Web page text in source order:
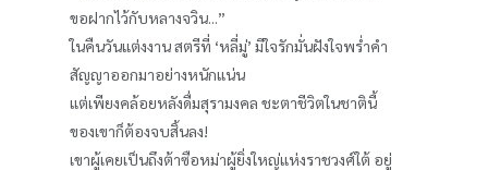
ขอฝากไว้กับหลางจวิน...”
ในคืนวันแต่งงาน สตรีที่ ‘หลี่มู่’ มีใจรักมั่นฝังใจพร่ำคำ
สัญญาออกมาอย่างหนักแน่น
แต่เพียงคล้อยหลังดื่มสุรามงคล ชะตาชีวิตในชาตินี้
ของเขาก็ต้องจบสิ้นลง!
เขาผู้เคยเป็นถึงต้าซือหม่าผู้ยิ่งใหญ่แห่งราชวงศ์ใต้ อยู่